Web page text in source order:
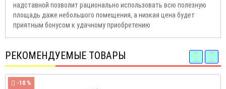
надставной позволит рационально использовать всю полезную
площадь даже небольшого помещения, а низкая цена будет
приятным бонусом к удачному приобретению
РЕКОМЕНДУЕМЫЕ ТОВАРЫ
-10 %